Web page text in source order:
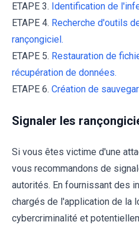
ETAPE 3. Identification de
ETAPE 4. Recherche d'outils
rançongiciel.
ETAPE 5. Restauration de
récupération de données.
ETAPE 6. Création de
Signaler les
Si vous êtes victime d'une
vous recommandons de
autorités. En fournissant des
chargés de l'application de la
cybercriminalité et